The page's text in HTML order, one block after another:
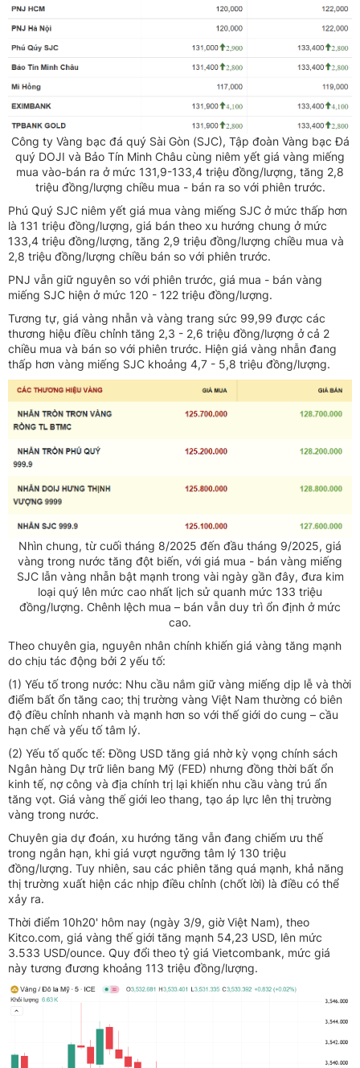
Công ty Vàng bạc đá quý Sài Gòn (SJC), Tập đoàn Vàng bạc Đá
quý DOJI và Bảo Tín Minh Châu cùng niêm yết giá vàng miếng
mua vào-bán ra ở mức 131,9-133,4 triệu đồng/lượng, tăng 2,8
triệu đồng/lượng chiều mua - bán ra so với phiên trước.
Phú Quý SJC niêm yết giá mua vàng miếng SJC ở mức thấp hơn
là 131 triệu đồng/lượng, giá bán theo xu hướng chung ở mức
133,4 triệu đồng/lượng, tăng 2,9 triệu đồng/lượng chiều mua và
2,8 triệu đồng/lượng chiều bán so với phiên trước.
PNJ vẫn giữ nguyên so với phiên trước, giá mua - bán vàng
miếng SJC hiện ở mức 120 - 122 triệu đồng/lượng.
Tương tự, giá vàng nhẫn và vàng trang sức 99,99 được các
thương hiệu điều chỉnh tăng 2,3 - 2,6 triệu đồng/lượng ở cả 2
chiều mua và bán so với phiên trước. Hiện giá vàng nhẫn đang
thấp hơn vàng miếng SJC khoảng 4,7 - 5,8 triệu đồng/lượng.
Nhìn chung, từ cuối tháng 8/2025 đến đầu tháng 9/2025, giá
vàng trong nước tăng đột biến, với giá mua - bán vàng miếng
SJC lẫn vàng nhẫn bật mạnh trong vài ngày gần đây, đưa kim
loại quý lên mức cao nhất lịch sử quanh mức 133 triệu
đồng/lượng. Chênh lệch mua – bán vẫn duy trì ổn định ở mức
cao.
Theo chuyên gia, nguyên nhân chính khiến giá vàng tăng mạnh
do chịu tác động bởi 2 yếu tố:
(1) Yếu tố trong nước: Nhu cầu nắm giữ vàng miếng dịp lễ và thời
điểm bất ổn tăng cao; thị trường vàng Việt Nam thường có biên
độ điều chỉnh nhanh và mạnh hơn so với thế giới do cung – cầu
hạn chế và yếu tố tâm lý.
(2) Yếu tố quốc tế: Đồng USD tăng giá nhờ kỳ vọng chính sách
Ngân hàng Dự trữ liên bang Mỹ (FED) nhưng đồng thời bất ổn
kinh tế, nợ công và địa chính trị lại khiến nhu cầu vàng trú ẩn
tăng vọt. Giá vàng thế giới leo thang, tạo áp lực lên thị trường
vàng trong nước.
Chuyên gia dự đoán, xu hướng tăng vẫn đang chiếm ưu thế
trong ngắn hạn, khi giá vượt ngưỡng tâm lý 130 triệu
đồng/lượng. Tuy nhiên, sau các phiên tăng quá mạnh, khả năng
thị trường xuất hiện các nhịp điều chỉnh (chốt lời) là điều có thể
xảy ra.
Thời điểm 10h20' hôm nay (ngày 3/9, giờ Việt Nam), theo
Kitco.com, giá vàng thế giới tăng mạnh 54,23 USD, lên mức
3.533 USD/ounce. Quy đổi theo tỷ giá Vietcombank, mức giá
này tương đương khoảng 113 triệu đồng/lượng.